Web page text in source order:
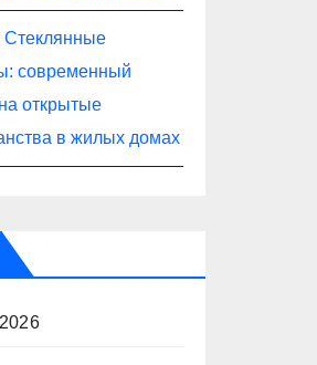
Стеклянные
современный
открытые
в жилых домах